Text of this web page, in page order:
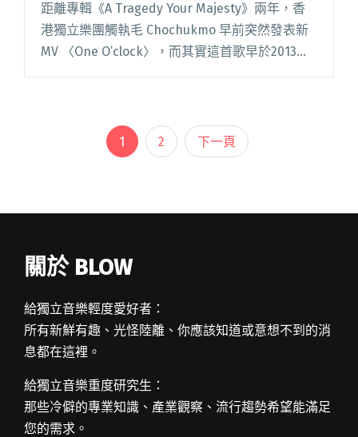
距離專輯《A Tragedy Your Majesty》兩年，香
港獨立樂團觸執毛 Chochukmo 早前突然發表新
MV 〈One O’clock〉，而其實這首歌早於2013年
初便以單曲的形式面世，實在姍姍來遲得誇張
1
2 下一頁
關於 BLOW
給獨立音樂輕度愛好者：
所有新鮮有趣、光怪陸離、你應該知道或意想不到的消
息都在這裡。
給獨立音樂重度研究生：
那些冷僻的專業知識、產業觀察、流行趨勢希望能滿足
您的需求。